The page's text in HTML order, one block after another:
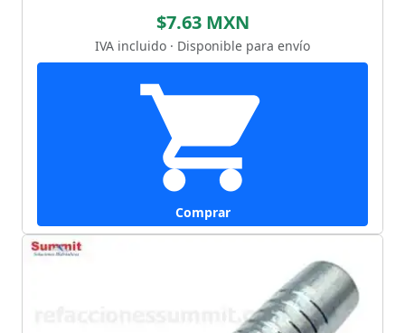
$7.63 MXN
IVA incluido · Disponible para envío
Comprar